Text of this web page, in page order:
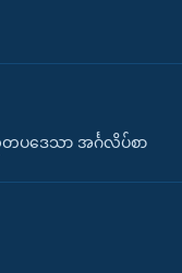
ပဒေသာ အင်္ဂလိပ်စာ